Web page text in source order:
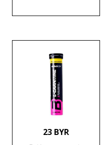
23 BYR